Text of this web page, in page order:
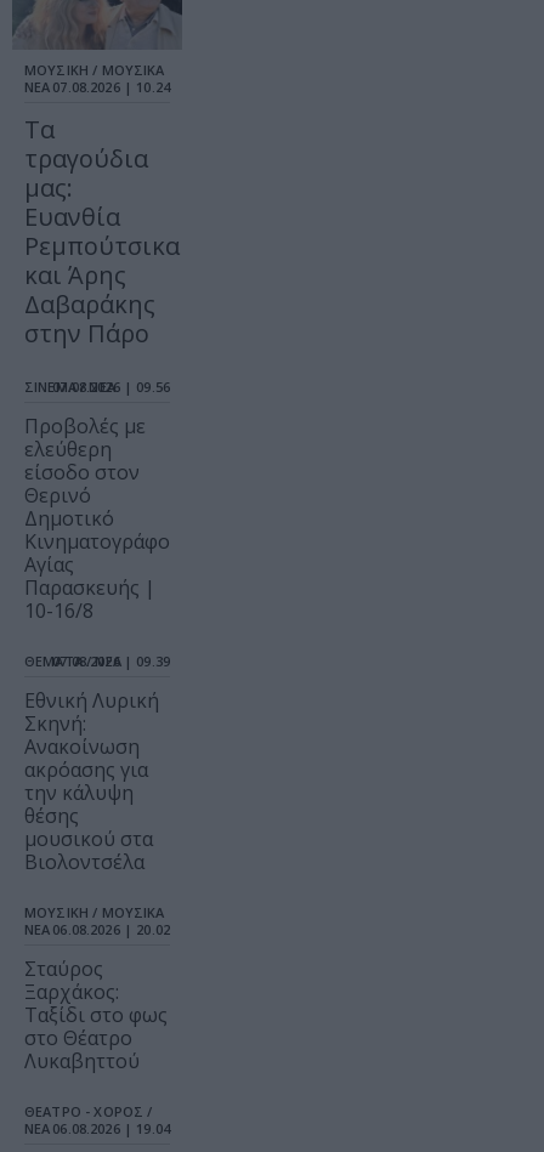
ΜΟΥΣΙΚΗ / ΜΟΥΣΙΚΑ
ΝΕΑ 07.08.2026 | 10.24
Τα
τραγούδια
μας:
Ευανθία
Ρεμπούτσικα
και Άρης
Δαβαράκης
στην Πάρο
ΣΙΝΕΜΑ / ΝΕΑ
07.08.2026 | 09.56
Προβολές με
ελεύθερη
είσοδο στον
Θερινό
Δημοτικό
Κινηματογράφο
Αγίας
Παρασκευής |
10-16/8
ΘΕΜΑΤΑ / ΝΕΑ
07.08.2026 | 09.39
Εθνική Λυρική
Σκηνή:
Ανακοίνωση
ακρόασης για
την κάλυψη
θέσης
μουσικού στα
Βιολοντσέλα
ΜΟΥΣΙΚΗ / ΜΟΥΣΙΚΑ
ΝΕΑ 06.08.2026 | 20.02
Σταύρος
Ξαρχάκος:
Ταξίδι στο φως
στο Θέατρο
Λυκαβηττού
ΘΕΑΤΡΟ - ΧΟΡΟΣ /
ΝΕΑ 06.08.2026 | 19.04